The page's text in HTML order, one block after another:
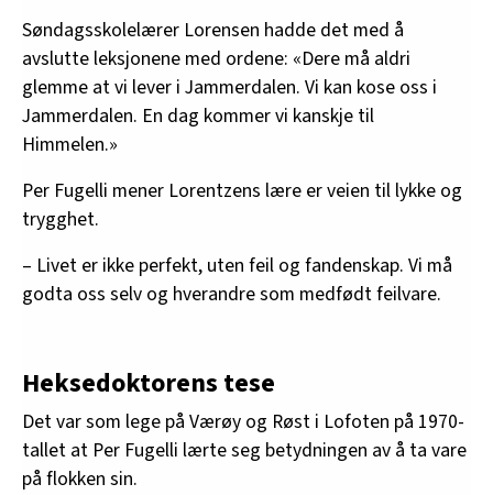
Søndagsskolelærer Lorensen hadde det med å
avslutte leksjonene med ordene: «Dere må aldri
glemme at vi lever i Jammerdalen. Vi kan kose oss i
Jammerdalen. En dag kommer vi kanskje til
Himmelen.»
Per Fugelli mener Lorentzens lære er veien til lykke og
trygghet.
– Livet er ikke perfekt, uten feil og fandenskap. Vi må
godta oss selv og hverandre som medfødt feilvare.
Heksedoktorens tese
Det var som lege på Værøy og Røst i Lofoten på 1970-
tallet at Per Fugelli lærte seg betydningen av å ta vare
på flokken sin.